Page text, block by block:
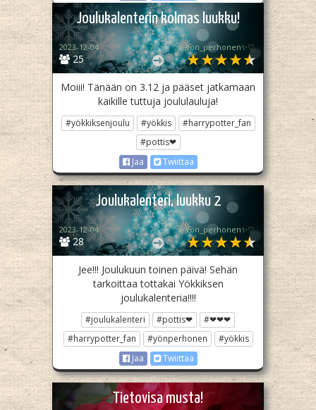
Joulukalenterin kolmas luukku!
25
2023-12-04 ♡✨️Yön_perhonen✨♡
Moiii! Tänään on 3.12 ja pääset jatkamaan
kaikille tuttuja joululauluja!
#yökkiksenjoulu #yökkis
#harrypotter_fan
#pottis❤
Jaa
Twiittaa
Joulukalenteri, luukku 2
28
2023-12-04 ♡✨️Yön_perhonen✨♡
Jee!!! Joulukuun toinen päivä! Sehän
tarkoittaa tottakai Yökkiksen
joulukalenteria!!!!
#joulukalenteri #pottis❤
#❤❤❤
#harrypotter_fan
#yönperhonen
#yökkis
Jaa
Twiittaa
Tietovisa musta!